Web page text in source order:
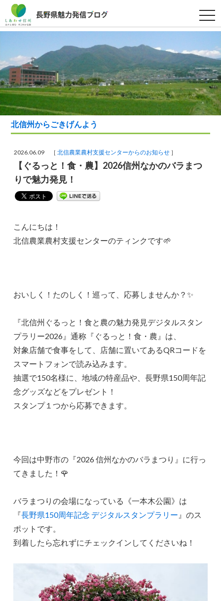
t
o
g
e
n
a
v
i
g
a
t
i
o
北信州からごきげんよう
2026.06.09 ［北信農業農村支援センターからのお知らせ ］
【ぐるっと！食・農】2026信州なかのバラまつ
りで魅力発見！
こんにちは！
北信農業農村支援センターのティンクです🌱
おいしく！たのしく！巡って、応募しませんか？✨
『北信州ぐるっと！食と農の魅力発見デジタルスタン
プラリー2026』通称『ぐるっと！食・農』は、
対象店舗で食事をして、店舗に置いてあるQRコードを
スマートフォンで読み込みます。
抽選で150名様に、地域の特産品や、長野県150周年記
念グッズなどをプレゼント！
スタンプ１つから応募できます。
今回は中野市の『2026 信州なかのバラまつり』に行っ
てきました！🌹
バラまつりの会場になっている《一本木公園》は
『長野県150周年記念 デジタルスタンプラリー 』のス
ポットです。
到着したら忘れずにチェックインしてくださいね！